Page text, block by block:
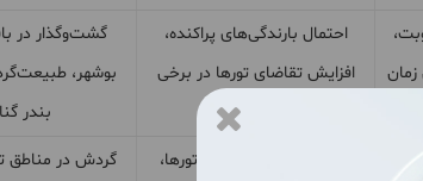
زمان
احتمال بارندگی‌های پراکنده،
افزایش تقاضای تورها در برخی
تعطیلات
گشت‌وگذار در
بوشهر،
بندر
و
افزایش هزینه اقامت و تورها،
گردش در مناطق